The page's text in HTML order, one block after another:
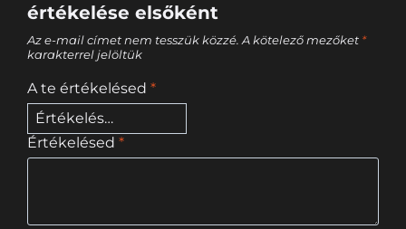
értékelése elsőként
Az e-mail címet nem tesszük közzé. A kötelező mezőket *
karakterrel jelöltük
A te értékelésed *
Értékelésed *